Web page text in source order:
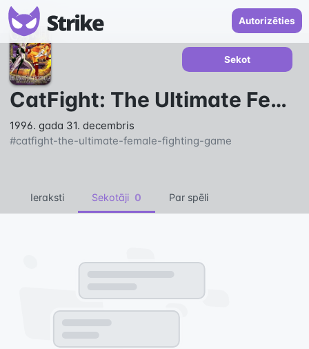
Autorizēties
CatFight: The Ultimate Female Fighting Game
1996. gada 31. decembris
#catfight-the-ultimate-female-fighting-game
Sekot
Ieraksti Sekotāji 0 Par spēli